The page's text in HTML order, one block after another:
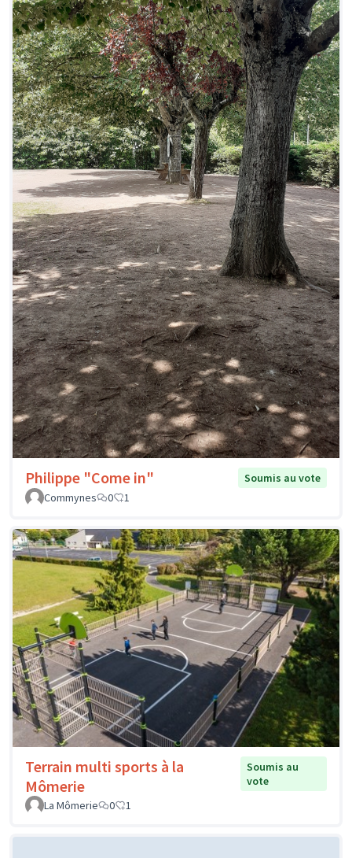
Philippe "Come in"
Soumis au vote
Commynes
0 1
Terrain multi sports à la
Mômerie
Soumis au
vote
La Mômerie
0 1